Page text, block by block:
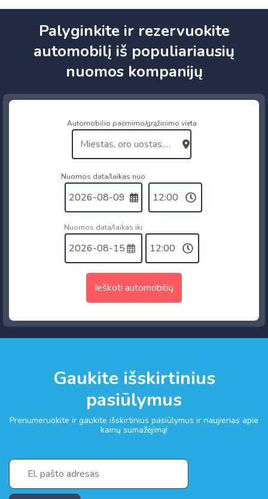
Palyginkite ir rezervuokite
automobilį iš populiariausių
nuomos kompanijų
Automobilio paėmimo/grąžinimo vieta
Nuomos data/laikas nuo
Nuomos data/laikas iki
Ieškoti automobilių
Gaukite išskirtinius
pasiūlymus
Prenumeruokite ir gaukite išskirtinius pasiūlymus ir naujienas apie
kainų sumažėjimą!